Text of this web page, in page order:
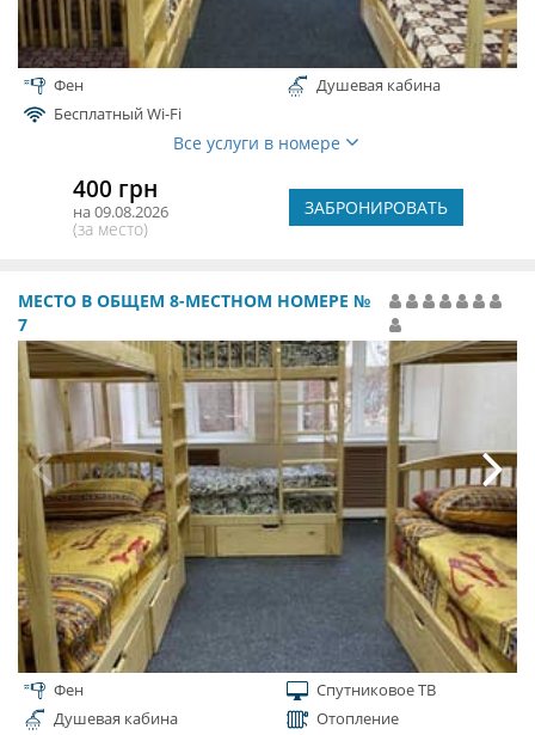
Фен
Душевая кабина
Бесплатный Wi-Fi
Все услуги в номере
400 грн
на 09.08.2026
(за место)
ЗАБРОНИРОВАТЬ
МЕСТО В ОБЩЕМ 8-МЕСТНОМ НОМЕРЕ №
7
Фен
Спутниковое ТВ
Душевая кабина
Отопление